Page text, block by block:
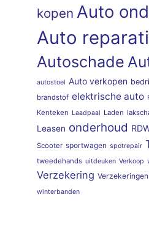
kopen Auto
Auto
Autoschade
autostoel Auto verkopen
brandstof elektrische auto
Kenteken Laadpaal Laden
Leasen onderhoud
Scooter sportwagen spotrepair
tweedehands uitdeuken Verkoop
Verzekering Verzekeringen
winterbanden